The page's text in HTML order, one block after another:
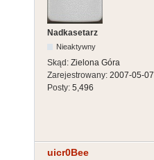
Nadkasetarz
Nieaktywny
Skąd: Zielona Góra
Zarejestrowany: 2007-05-07
Posty: 5,496
uicr0Bee